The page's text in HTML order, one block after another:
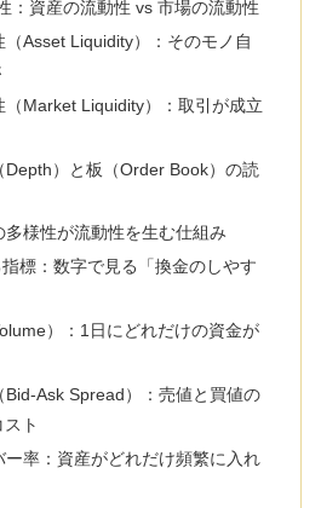
：資産の流動性 vs 市場の流動性
Asset Liquidity）：そのモノ自
（Market Liquidity）：取引が成立
Depth）と板（Order Book）の読
様性が流動性を生む仕組み
標：数字で見る「換金のしやす
）：1日にどれだけの資金が
Ask Spread）：売値と買値の
ト
率：資産がどれだけ頻繁に入れ